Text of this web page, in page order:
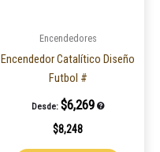
Encendedores
Encendedor Catalítico Diseño
Futbol #
Desde: $6,269
$8,248